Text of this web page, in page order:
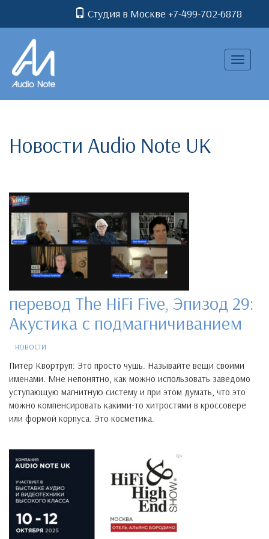
Студия в Москве +7-499-702-6878
Toggle
Новости Audio Note UK
перевод The HiFi Five, Эпизод 29:
Акустика с подмагничиванием
НОВОСТИ
Питер Квортруп: Это просто чушь. Называйте вещи своими
именами. Мне непонятно, как можно использовать заведомо
уступающую магнитную систему и при этом думать, что это
можно компенсировать какими-то хитростями в кроссовере
или формой корпуса. Это косметика.